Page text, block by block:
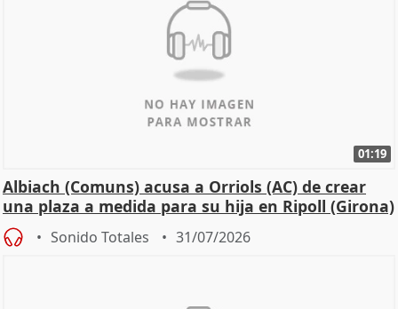
01:19
Albiach (Comuns) acusa a Orriols (AC) de crear
una plaza a medida para su hija en Ripoll (Girona)
Sonido Totales 31/07/2026